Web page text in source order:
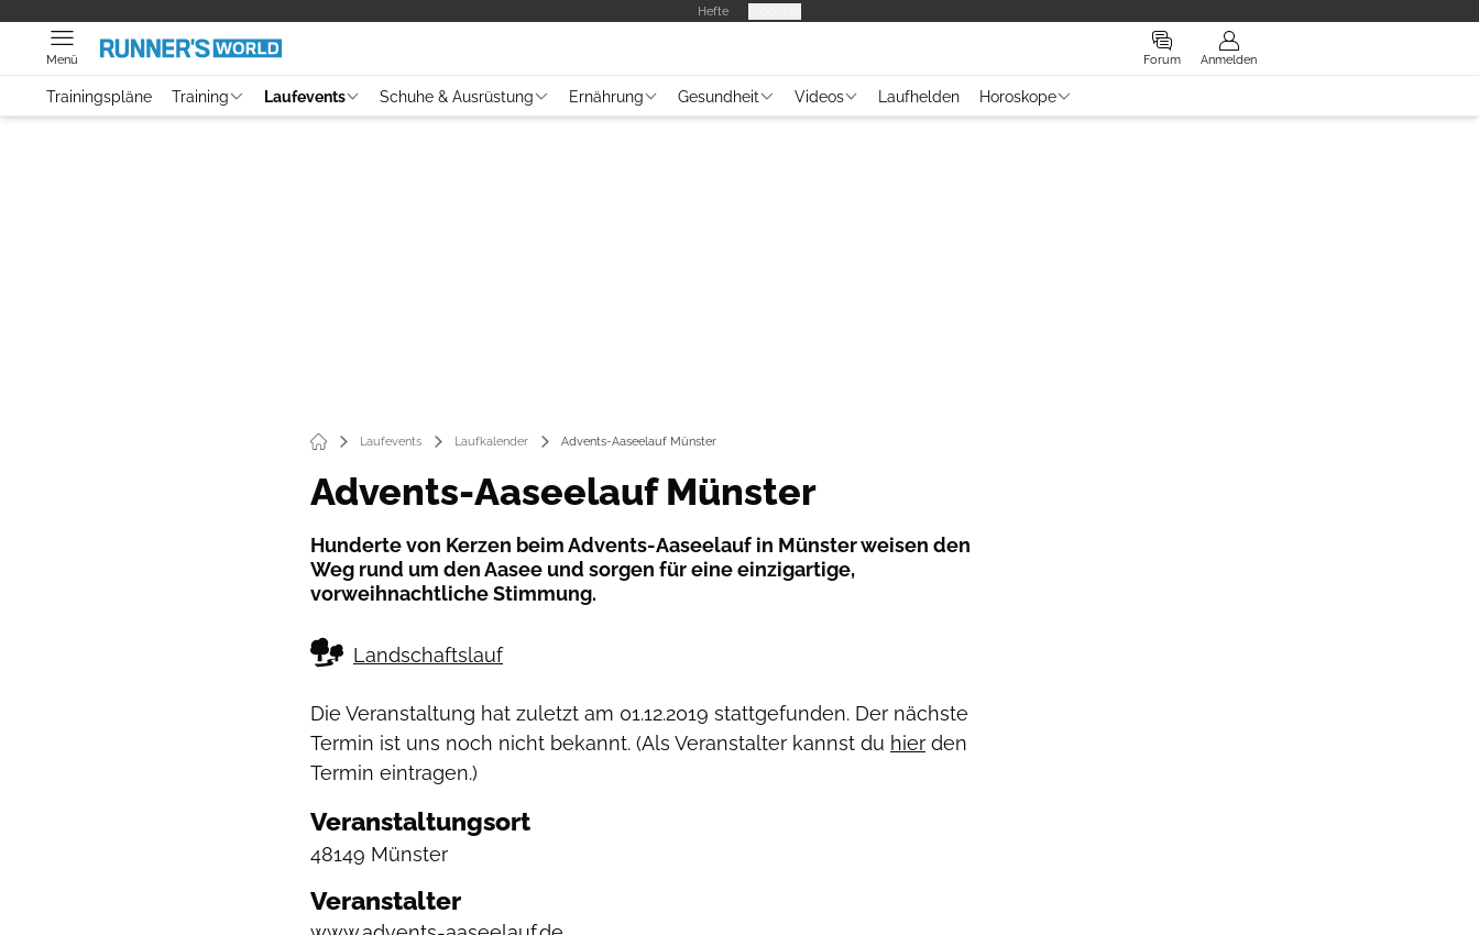
Hefte
Forum Anmelden
Menü
Trainingspläne Training Laufevents Schuhe & Ausrüstung Ernährung Gesundheit Videos Laufhelden Horoskope
Laufevents Laufkalender Advents-Aaseelauf Münster
Advents-Aaseelauf Münster
Hunderte von Kerzen beim Advents-Aaseelauf in Münster weisen den
Weg rund um den Aasee und sorgen für eine einzigartige,
vorweihnachtliche Stimmung.
Landschaftslauf
Die Veranstaltung hat zuletzt am 01.12.2019 stattgefunden. Der nächste
Termin ist uns noch nicht bekannt. (Als Veranstalter kannst du hier den
Termin eintragen.)
Veranstaltungsort
48149 Münster
Veranstalter